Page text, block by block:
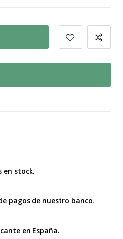
en stock.
pagos de nuestro banco.
en España.